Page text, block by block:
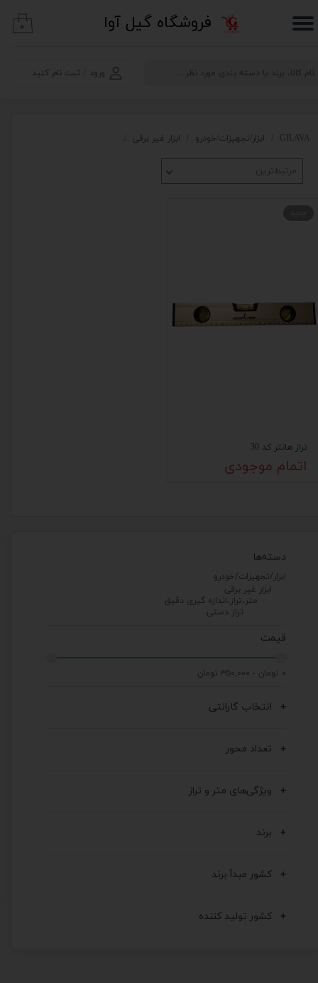
​فروشگاه گیل آوا
ورود ثبت نام کنید
حساب کاربری من
۰
دسته‌ها
ابزار/تجهیزات/خودرو
ابزار غیر برقی
متر،تراز،اندازه گیری دقیق
تراز دستی
قیمت
۰ تومان - ۳۵۰,۰۰۰ تومان
انتخاب گارانتی
تعداد محور
ویژگی‌های متر و تراز
برند
کشور مبدأ برند
کشور تولید کننده
GILAVA ابزار/تجهیزات/خودرو ابزار غیر برقی
مرتبط‌ترین
تراز هانتر کد 30
اتمام موجودی